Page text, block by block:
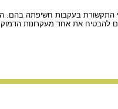
התקשורת בעקבות חשיפתה
להבטיח את אחד מעקרונות